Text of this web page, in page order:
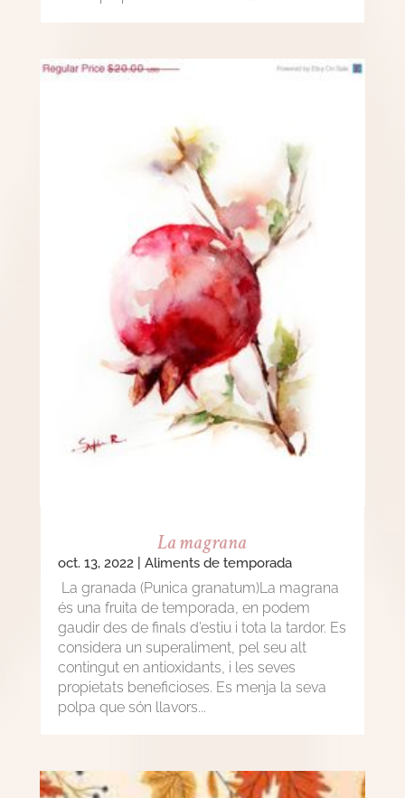
La magrana
oct. 13, 2022| Aliments de temporada
La granada (Punica granatum)La magrana
és una fruita de temporada, en podem
gaudir des de finals d’estiu i tota la tardor. Es
considera un superaliment, pel seu alt
contingut en antioxidants, i les seves
propietats beneficioses. Es menja la seva
polpa que són llavors...